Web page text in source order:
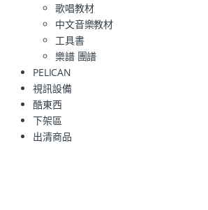
歌唱教材
中文音樂教材
工具書
樂譜 團譜
PELICAN
視訊設備
酷東西
下架區
出清商品